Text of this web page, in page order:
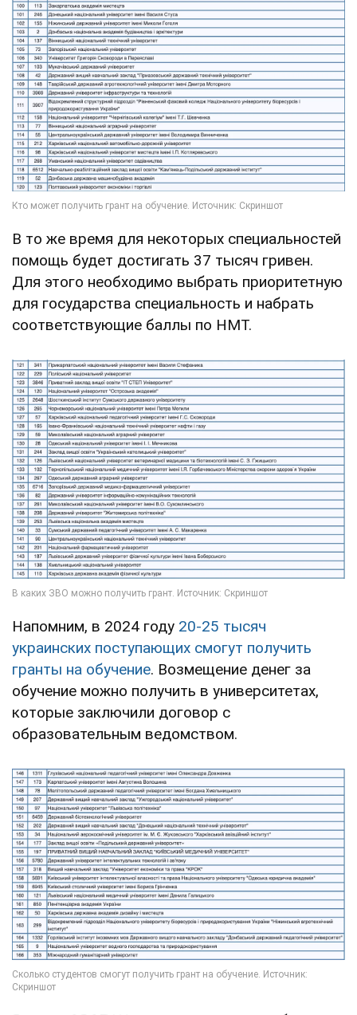
В то же время для некоторых специальностей
помощь будет достигать 37 тысяч гривен.
Для этого необходимо выбрать приоритетную
для государства специальность и набрать
соответствующие баллы по НМТ.
Напомним, в 2024 году 20-25 тысяч
украинских поступающих смогут получить
гранты на обучение. Возмещение денег за
обучение можно получить в университетах,
которые заключили договор с
образовательным ведомством.